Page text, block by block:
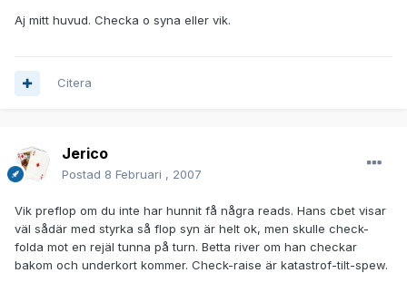
Aj mitt huvud. Checka o syna eller vik.
Citera
Jerico
Postad 8 Februari , 2007
Vik preflop om du inte har hunnit få några reads. Hans cbet visar
väl sådär med styrka så flop syn är helt ok, men skulle check-
folda mot en rejäl tunna på turn. Betta river om han checkar
bakom och underkort kommer. Check-raise är katastrof-tilt-spew.